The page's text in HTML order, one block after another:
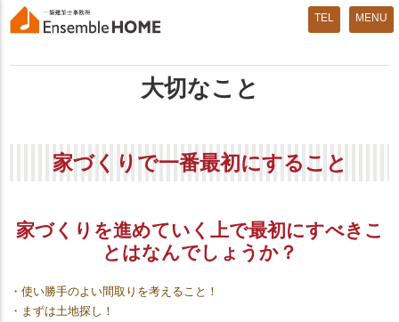
MENU
大切なこと
家づくりで一番最初にすること
家づくりを進めていく上で最初にすべきこ
とはなんでしょうか？
・使い勝手のよい間取りを考えること！
・まずは土地探し！